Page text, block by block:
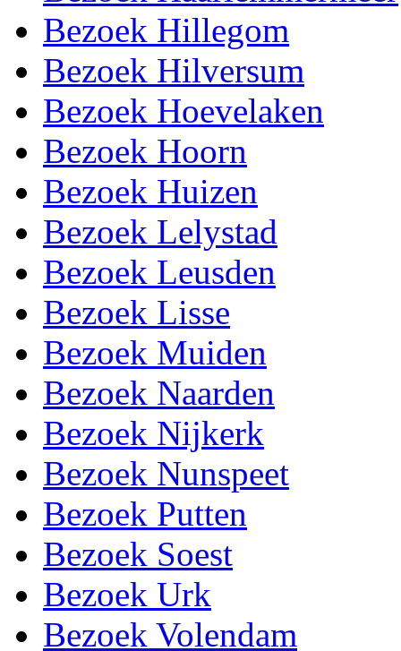
Bezoek Hillegom
Bezoek Hilversum
Bezoek Hoevelaken
Bezoek Hoorn
Bezoek Huizen
Bezoek Lelystad
Bezoek Leusden
Bezoek Lisse
Bezoek Muiden
Bezoek Naarden
Bezoek Nijkerk
Bezoek Nunspeet
Bezoek Putten
Bezoek Soest
Bezoek Urk
Bezoek Volendam